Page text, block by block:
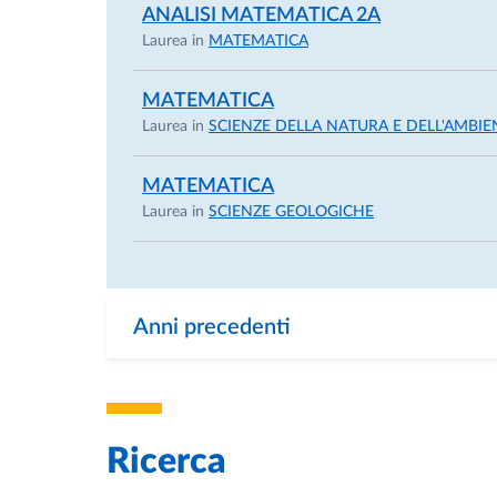
ANALISI MATEMATICA 2A
Laurea in MATEMATICA
MATEMATICA
Laurea in SCIENZE DELLA NATURA E
MATEMATICA
Laurea in SCIENZE GEOLOGICHE
Anni precedenti
Ricerca